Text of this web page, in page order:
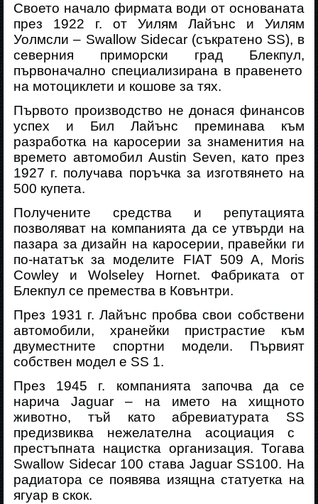
Своето начало фирмата води от основаната
през 1922 г. от Уилям Лайънс и Уилям
Уолмсли – Swallow Sidecar (съкратено SS), в
северния приморски град Блекпул,
първоначално специализирана в правенето
на мотоциклети и кошове за тях.
Първото производство не донася финансов
успех и Бил Лайънс преминава към
разработка на каросерии за знаменития на
времето автомобил Austin Seven, като през
1927 г. получава поръчка за изготвянето на
500 купета.
Получените средства и репутацията
позволяват на компанията да се утвърди на
пазара за дизайн на каросерии, правейки ги
по-нататък за моделите FIAT 509 A, Moris
Cowley и Wolseley Hornet. Фабриката от
Блекпул се премества в Ковънтри.
През 1931 г. Лайънс пробва свои собствени
автомобили, хранейки пристрастие към
двуместните спортни модели. Първият
собствен модел е SS 1.
През 1945 г. компанията започва да се
наричаJaguar – на името на хищното
животно, тъй като абревиатурата SS
предизвиква нежелателна асоциация с
престъпната нацистка организация. Тогава
Swallow Sidecar 100 става Jaguar SS100. На
радиатора се появява изящна статуетка на
ягуар в скок.